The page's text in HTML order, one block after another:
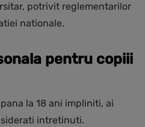
potrivit reglementarilor
nationale.
pentru copiii
la 18 ani impliniti, ai
intretinuti.